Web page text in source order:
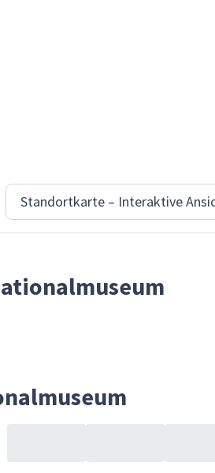
Standortkarte – Interaktive